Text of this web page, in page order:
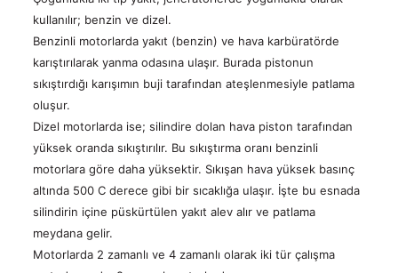
Kalite
Politikamız
Sosyal
Sorumluluk
Kariyer
Kalite
Belgeleri
Teknik
Dokümanlar
Jeneratörler
Kaynak
Jeneratörleri
Su
Pompaları
Işık
Kule
Jeneratörleri
Alternatörler
Hibrit
Çözümler
Senkron
Sistemler
Veri
Merkezi
Çözümleri
Telekom
Çözümleri
Kojenerasyon
&
Trijenerasyon
Satış
Aktüel
SSS
İletişim
Satış
Sonrası
Hizmetler
kullanılır; benzin ve dizel.
Benzinli motorlarda yakıt (benzin) ve hava karbüratörde
karıştırılarak yanma odasına ulaşır. Burada pistonun
sıkıştırdığı karışımın buji tarafından ateşlenmesiyle patlama
oluşur.
Dizel motorlarda ise; silindire dolan hava piston tarafından
yüksek oranda sıkıştırılır. Bu sıkıştırma oranı benzinli
motorlara göre daha yüksektir. Sıkışan hava yüksek basınç
altında 500 C derece gibi bir sıcaklığa ulaşır. İşte bu esnada
silindirin içine püskürtülen yakıt alev alır ve patlama
meydana gelir.
Motorlarda 2 zamanlı ve 4 zamanlı olarak iki tür çalışma